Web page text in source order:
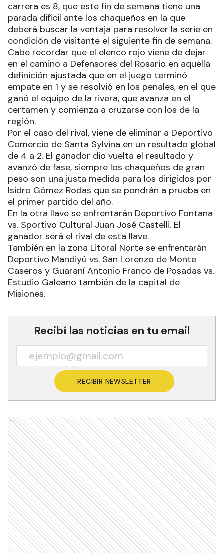
carrera es 8, que este fin de semana tiene una
parada difícil ante los chaqueños en la que
deberá buscar la ventaja para resolver la serie en
condición de visitante el siguiente fin de semana.
Cabe recordar que el elenco rojo viene de dejar
en el camino a Defensores del Rosario en aquella
definición ajustada que en el juego terminó
empate en 1 y se resolvió en los penales, en el que
ganó el equipo de la rivera, que avanza en el
certamen y comienza a cruzarse con los de la
región.
Por el caso del rival, viene de eliminar a Deportivo
Comercio de Santa Sylvina en un resultado global
de 4 a 2. El ganador dio vuelta el resultado y
avanzó de fase, siempre los chaqueños de gran
peso son una justa medida para los dirigidos por
Isidro Gómez Rodas que se pondrán a prueba en
el primer partido del año.
En la otra llave se enfrentarán Deportivo Fontana
vs. Sportivo Cultural Juan José Castelli. El
ganador será el rival de esta llave.
También en la zona Litoral Norte se enfrentarán
Deportivo Mandiyú vs. San Lorenzo de Monte
Caseros y Guaraní Antonio Franco de Posadas vs.
Estudio Galeano también de la capital de
Misiones.
Recibí las noticias en tu email
RECIBIR NEWSLETTER
Ads